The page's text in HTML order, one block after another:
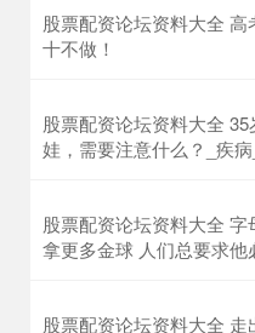
股票配资论坛资料大全
十不做！
股票配资论坛资料大全
娃，需要注意什么？_疾
股票配资论坛资料大全
拿更多金球 人们总要求他
股票配资论坛资料大全